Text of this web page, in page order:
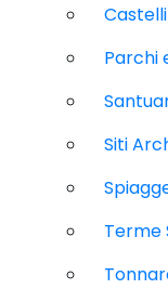
Parchi
Siti
Terme